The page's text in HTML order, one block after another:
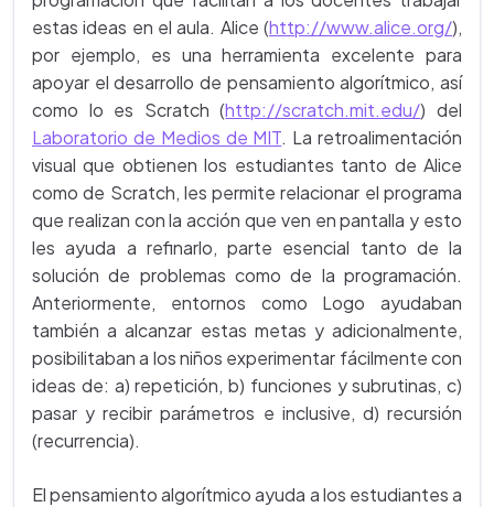
estas ideas en el aula. Alice (http://www.alice.org/),
por ejemplo, es una herramienta excelente para
apoyar el desarrollo de pensamiento algorítmico, así
como lo es Scratch (http://scratch.mit.edu/) del
Laboratorio de Medios de MIT. La retroalimentación
visual que obtienen los estudiantes tanto de Alice
como de Scratch, les permite relacionar el programa
que realizan con la acción que ven en pantalla y esto
les ayuda a refinarlo, parte esencial tanto de la
solución de problemas como de la programación.
Anteriormente, entornos como Logo ayudaban
también a alcanzar estas metas y adicionalmente,
posibilitaban a los niños experimentar fácilmente con
ideas de: a) repetición, b) funciones y subrutinas, c)
pasar y recibir parámetros e inclusive, d) recursión
(recurrencia).
El pensamiento algorítmico ayuda a los estudiantes a